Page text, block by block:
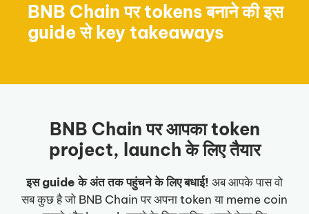
BNB Chain पर tokens बनाने की इस
guide से key takeaways
BNB Chain पर आपका token
project, launch के लिए तैयार
इस guide के अंत तक पहुंचने के लिए बधाई! अब आपके पास वो
सब कुछ है जो BNB Chain पर अपना token या meme coin